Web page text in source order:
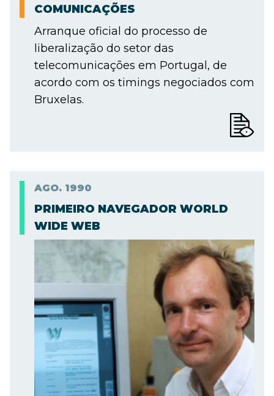
COMUNICAÇÕES
Arranque oficial do processo de
liberalização do setor das
telecomunicações em Portugal, de
acordo com os timings negociados com
Bruxelas.
AGO. 1990
PRIMEIRO NAVEGADOR WORLD
WIDE WEB